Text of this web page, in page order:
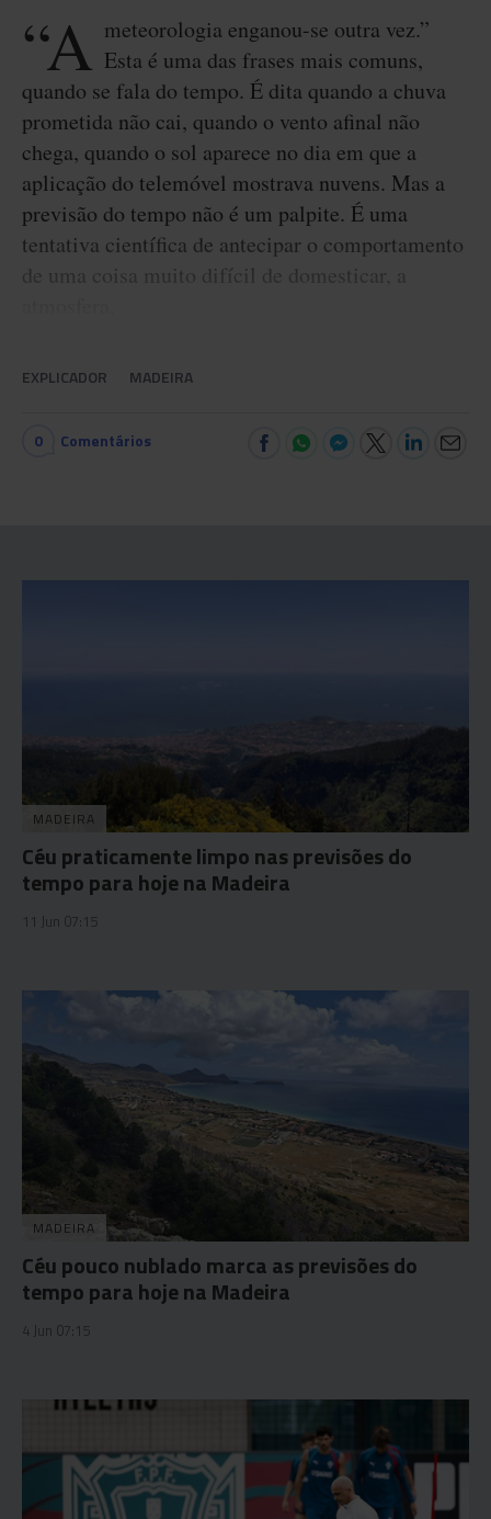
“A meteorologia enganou-se outra vez.”
Esta é uma das frases mais comuns,
quando se fala do tempo. É dita quando a chuva
prometida não cai, quando o vento afinal não
chega, quando o sol aparece no dia em que a
aplicação do telemóvel mostrava nuvens. Mas a
previsão do tempo não é um palpite. É uma
tentativa científica de antecipar o comportamento
de uma coisa muito difícil de domesticar, a
EXPLICADOR MADEIRA
0 Comentários
MADEIRA
Céu praticamente limpo nas previsões do
tempo para hoje na Madeira
11 Jun 07:15
MADEIRA
Céu pouco nublado marca as previsões do
tempo para hoje na Madeira
4 Jun 07:15